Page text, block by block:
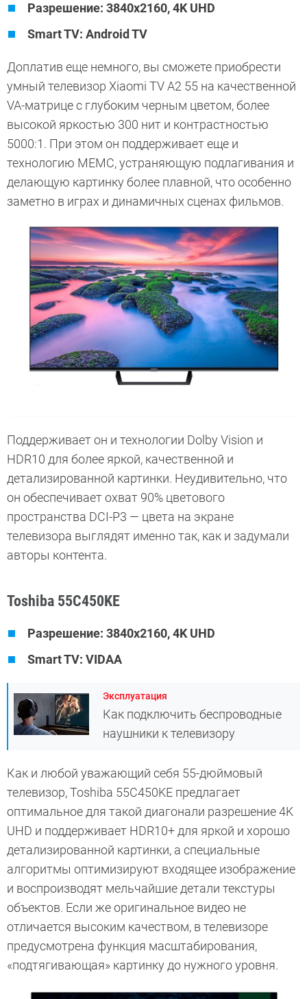
Разрешение: 3840x2160, 4K UHD
Smart TV: Android TV
Доплатив еще немного, вы сможете приобрести
умный телевизор Xiaomi TV A2 55 на качественной
VA-матрице с глубоким черным цветом, более
высокой яркостью 300 нит и контрастностью
5000:1. При этом он поддерживает еще и
технологию MEMC, устраняющую подлагивания и
делающую картинку более плавной, что особенно
заметно в играх и динамичных сценах фильмов.
Поддерживает он и технологии Dolby Vision и
HDR10 для более яркой, качественной и
детализированной картинки. Неудивительно, что
он обеспечивает охват 90% цветового
пространства DCI-P3 — цвета на экране
телевизора выглядят именно так, как и задумали
авторы контента.
Toshiba 55C450KE
Разрешение: 3840x2160, 4K UHD
Smart TV: VIDAA
Эксплуатация
Как подключить беспроводные
наушники к телевизору
Как и любой уважающий себя 55-дюймовый
телевизор, Toshiba 55C450KE предлагает
оптимальное для такой диагонали разрешение 4K
UHD и поддерживает HDR10+ для яркой и хорошо
детализированной картинки, а специальные
алгоритмы оптимизируют входящее изображение
и воспроизводят мельчайшие детали текстуры
объектов. Если же оригинальное видео не
отличается высоким качеством, в телевизоре
предусмотрена функция масштабирования,
«подтягивающая» картинку до нужного уровня.